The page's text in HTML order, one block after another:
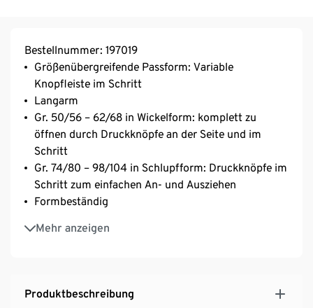
Bestellnummer: 197019
Größenübergreifende Passform: Variable
Knopfleiste im Schritt
Langarm
Gr. 50/56 – 62/68 in Wickelform: komplett zu
öffnen durch Druckknöpfe an der Seite und im
Schritt
Gr. 74/80 – 98/104 in Schlupfform: Druckknöpfe im
Schritt zum einfachen An- und Ausziehen
Formbeständig
Mehr anzeigen
Bei 60 °C waschbar
Produktbeschreibung